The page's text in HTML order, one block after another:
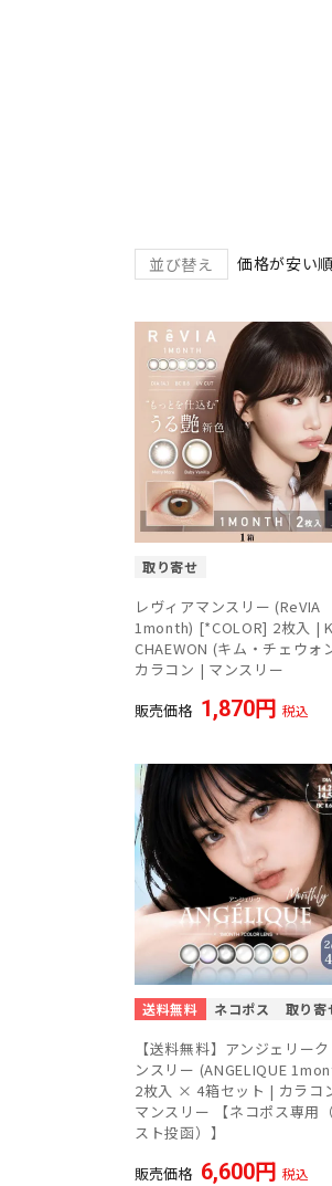
並び替え 価格が安い順
取り寄せ
レヴィアマンスリー (ReVIA
1month) [*COLOR] 2枚入 |
CHAEWON (キム・チェウォ
カラコン | マンスリー
販売価格 1,870 税込
送料無料 ネコポス 取り寄
【送料無料】アンジェリー
ンスリー (ANGELIQUE
2枚入 × 4箱セット | カラコ
マンスリー 【ネコポス専用
スト投函）】
販売価格 6,600 税込